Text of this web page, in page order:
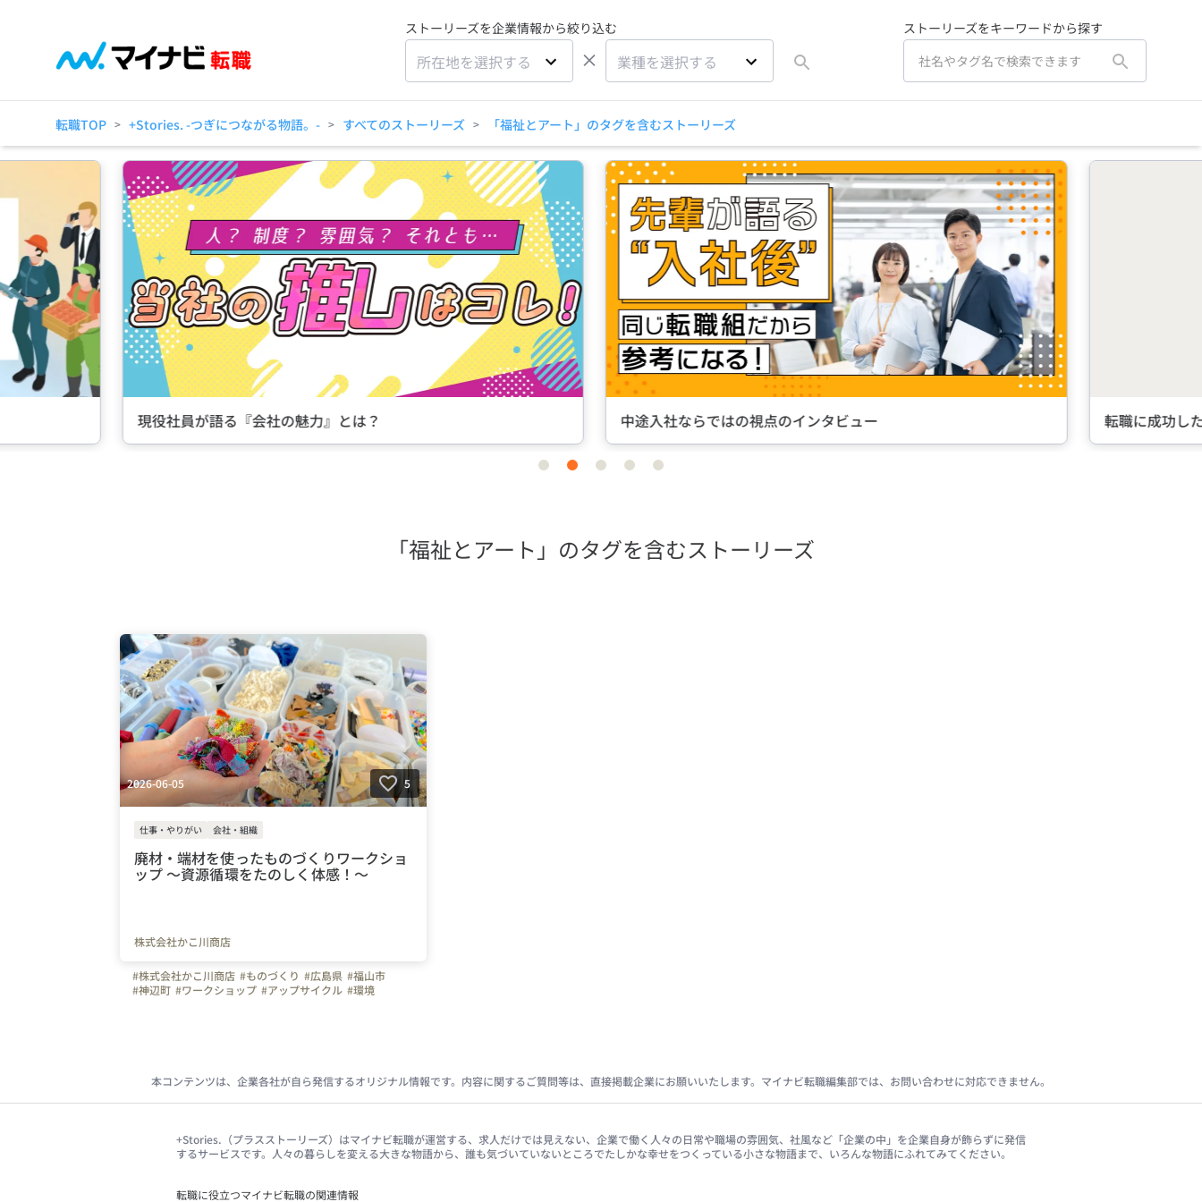
ストーリーズを企業情報から絞り込む
所在地を選択する × 業種を選択する
ストーリーズをキーワードから探す
転職TOP > +Stories. -つぎにつながる物語。- > すべてのストーリーズ > 「福祉とアート」のタグを含むストーリーズ
る『会社の魅力』とは？ 中途入社ならではの視点のインタビュー 転職に成功した先輩たちのインタビュー
item item item item item
「福祉とアート」のタグを含むストーリーズ
2026-06-05 5
仕事・やりがい 会社・組織
廃材・端材を使ったものづくりワークショ
ップ 〜資源循環をたのしく体感！〜
株式会社かこ川商店
#株式会社かこ川商店 #ものづくり #広島県 #福山市
#神辺町 #ワークショップ #アップサイクル #環境
本コンテンツは、企業各社が自ら発信するオリジナル情報です。内容に関するご質問等は、直接掲載企業にお願いいたします。マイナビ転職編集部では、お問い合わせに対応できません。
+Stories.（プラスストーリーズ）はマイナビ転職が運営する、求人だけでは見えない、企業で働く人々の日常や職場の雰囲気、社風など「企業の中」を企業自身が飾らずに発信
するサービスです。人々の暮らしを変える大きな物語から、誰も気づいていないところでたしかな幸せをつくっている小さな物語まで、いろんな物語にふれてみてください。
転職に役立つマイナビ転職の関連情報